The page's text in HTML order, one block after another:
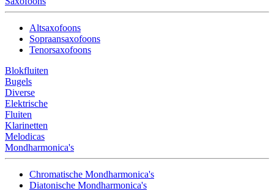
Altsaxofoons
Sopraansaxofoons
Tenorsaxofoons
Blokfluiten
Bugels
Diverse
Elektrische
Fluiten
Klarinetten
Melodicas
Mondharmonica's
Chromatische Mondharmonica's
Diatonische Mondharmonica's